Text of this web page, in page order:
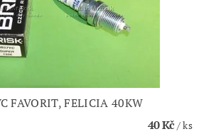
FAVORIT, FELICIA 40KW
40 Kč/ ks